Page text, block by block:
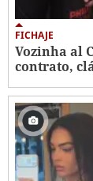
FICHAJE
Vozinha al
contrato,